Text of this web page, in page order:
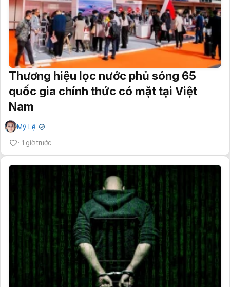
Thương hiệu lọc nước phủ sóng 65
quốc gia chính thức có mặt tại Việt
Nam
Mỹ Lệ ✔
1 giờ trước